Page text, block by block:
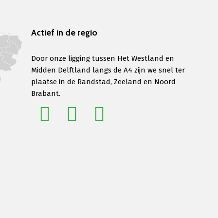
Actief in de regio
Door onze ligging tussen Het Westland en
Midden Delftland langs de A4 zijn we snel ter
plaatse in de Randstad, Zeeland en Noord
Brabant.